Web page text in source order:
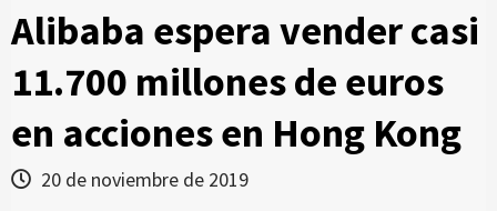
Alibaba espera vender casi
11.700 millones de euros
en acciones en Hong Kong
20 de noviembre de 2019